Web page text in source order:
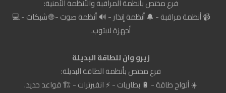
فرع مختص بأنظمة المراقبة والأنظمة الأمنية:
📹 أنظمة مراقبة - 🔔 أنظمة إنذار - 🔊 أنظمة صوت - 🌐 شبكات - 💻
أجهزة لابتوب.
زيرو وان للطاقة البديلة
فرع مختص بأنظمة الطاقة البديلة:
☀️ ألواح طاقة - 🔋 بطاريات - ⚡ انفيرترات - 🏗️ قواعد حديد.